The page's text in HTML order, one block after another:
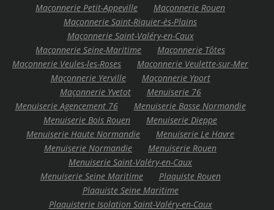
Maçonnerie Petit-Appeville
Maçonnerie Rouen
Maçonnerie Saint-Riquier-ès-Plains
Maçonnerie Saint-Valéry-en-Caux
Maçonnerie Seine-Maritime
Maçonnerie Tôtes
Maçonnerie Veules-les-Roses
Maçonnerie Veulette-sur-Mer
Maçonnerie Yerville
Maçonnerie Yport
Maçonnerie Yvetot
Menuiserie 76
Menuiserie Agencement 76
Menuiserie Basse Normandie
Menuiserie Bois Rouen
Menuiserie Dieppe
Menuiserie Haute Normandie
Menuiserie Le Havre
Menuiserie Normandie
Menuiserie Rouen
Menuiserie Saint-Valéry-en-Caux
Menuiserie Seine Maritime
Plaquiste Rouen
Plaquiste Seine Maritime
Plaquisterie Isolation Saint-Valéry-en-Caux